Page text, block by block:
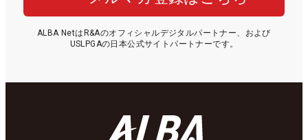
ALBA NetはR&Aのオフィシャルデジタルパートナー、および
USLPGAの日本公式サイトパートナーです。